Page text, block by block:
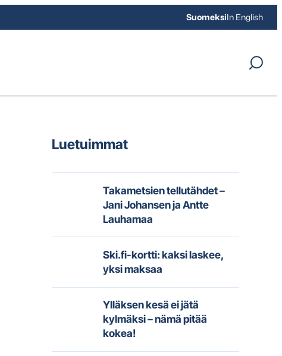
SuomeksiIn English
Luetuimmat
Takametsien tellutähdet –
Jani Johansen ja Antte
Lauhamaa
Ski.fi-kortti: kaksi laskee,
yksi maksaa
Ylläksen kesä ei jätä
kylmäksi – nämä pitää
kokea!